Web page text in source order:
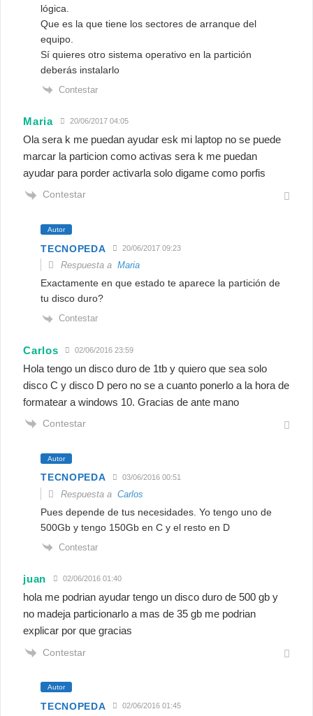
lógica.
Que es la que tiene los sectores de arranque del
equipo.
Sí quieres otro sistema operativo en la partición
deberás instalarlo
Contestar
Maria 20/06/2017 04:05
Ola sera k me puedan ayudar esk mi laptop no se puede
marcar la particion como activas sera k me puedan
ayudar para porder activarla solo digame como porfis
Contestar
Autor
TECNOPEDA 20/06/2017 09:23
Respuesta aMaria
Exactamente en que estado te aparece la partición de
tu disco duro?
Contestar
Carlos 02/06/2016 23:59
Hola tengo un disco duro de 1tb y quiero que sea solo
disco C y disco D pero no se a cuanto ponerlo a la hora de
formatear a windows 10. Gracias de ante mano
Contestar
Autor
TECNOPEDA 03/06/2016 00:51
Respuesta aCarlos
Pues depende de tus necesidades. Yo tengo uno de
500Gb y tengo 150Gb en C y el resto en D
Contestar
juan 02/06/2016 01:40
hola me podrian ayudar tengo un disco duro de 500 gb y
no madeja particionarlo a mas de 35 gb me podrian
explicar por que gracias
Contestar
Autor
TECNOPEDA 02/06/2016 01:45